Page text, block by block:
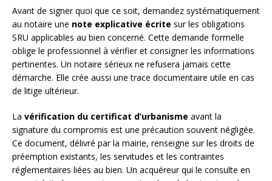
Avant de signer quoi que ce soit, demandez systématiquement
au notaire une note explicative écrite sur les obligations
SRU applicables au bien concerné. Cette demande formelle
oblige le professionnel à vérifier et consigner les informations
pertinentes. Un notaire sérieux ne refusera jamais cette
démarche. Elle crée aussi une trace documentaire utile en cas
de litige ultérieur.
La vérification du certificat d’urbanisme avant la
signature du compromis est une précaution souvent négligée.
Ce document, délivré par la mairie, renseigne sur les droits de
préemption existants, les servitudes et les contraintes
réglementaires liées au bien. Un acquéreur qui le consulte en